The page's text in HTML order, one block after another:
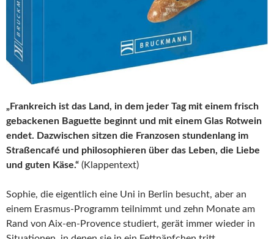
„Frankreich ist das Land, in dem jeder Tag mit einem frisch
gebackenen Baguette beginnt und mit einem Glas Rotwein
endet. Dazwischen sitzen die Franzosen stundenlang im
Straßencafé und philosophieren über das Leben, die Liebe
und guten Käse.“ (Klappentext)
Sophie, die eigentlich eine Uni in Berlin besucht, aber an
einem Erasmus-Programm teilnimmt und zehn Monate am
Rand von Aix-en-Provence studiert, gerät immer wieder in